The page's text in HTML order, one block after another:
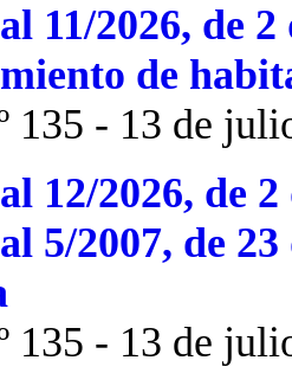
11/2026, de
de
135 - 13 de
12/2026, de
5/2007, de
135 - 13 de